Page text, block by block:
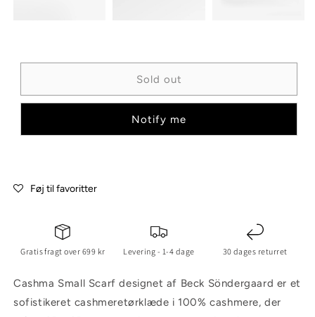
Sold out
Notify me
Føj til favoritter
Gratis fragt over 699 kr Levering - 1-4 dage 30 dages returret
Cashma Small Scarf designet af Beck Söndergaard er et
sofistikeret cashmeretørklæde i 100% cashmere, der